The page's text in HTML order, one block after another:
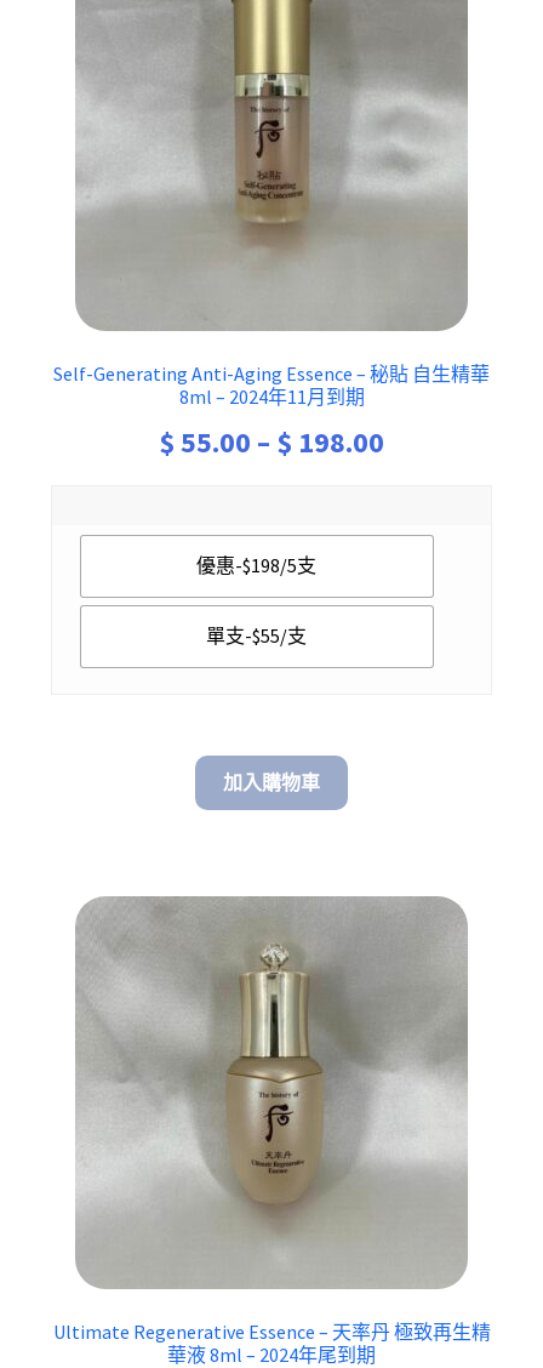
Self-Generating Anti-Aging Essence – 秘貼 自生精華
8ml – 2024年11月到期
$55.00 – $ 198.00
$ 55.00
優惠-$198/5支
單支-$55/支
加入購物車
Ultimate Regenerative Essence – 天率丹 極致再生精
華液 8ml – 2024年尾到期